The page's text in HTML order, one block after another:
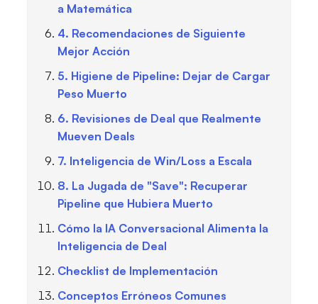
a Matemática
4. Recomendaciones de Siguiente
Mejor Acción
5. Higiene de Pipeline: Dejar de Cargar
Peso Muerto
6. Revisiones de Deal que Realmente
Mueven Deals
7. Inteligencia de Win/Loss a Escala
8. La Jugada de "Save": Recuperar
Pipeline que Hubiera Muerto
Cómo la IA Conversacional Alimenta la
Inteligencia de Deal
Checklist de Implementación
Conceptos Erróneos Comunes